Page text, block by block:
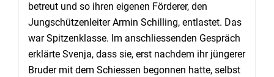
betreut und so ihren eigenen Förderer, den
Jungschützenleiter Armin Schilling, entlastet. Das
war Spitzenklasse. Im anschliessenden Gespräch
erklärte Svenja, dass sie, erst nachdem ihr jüngerer
Bruder mit dem Schiessen begonnen hatte, selbst